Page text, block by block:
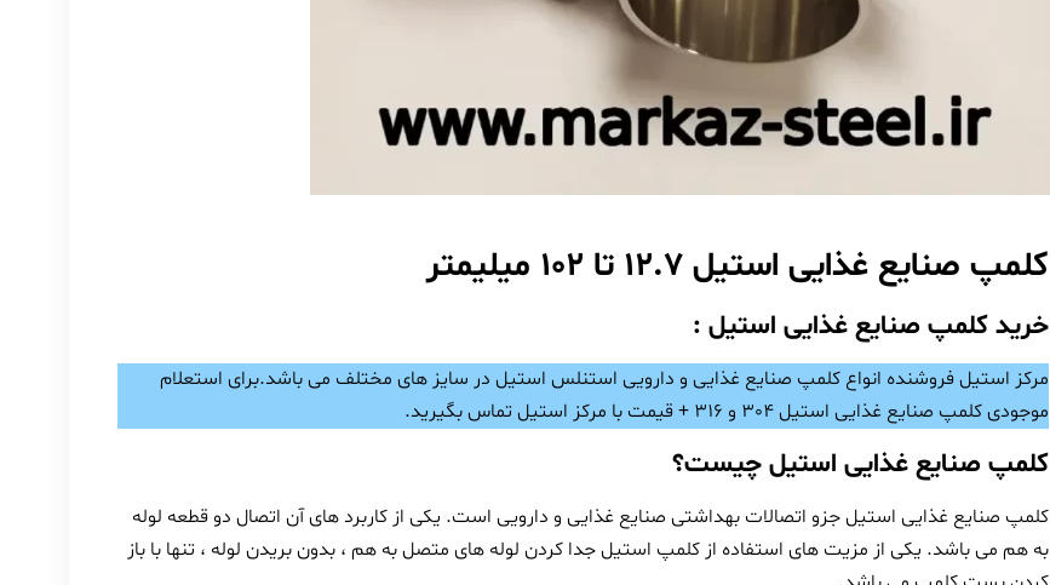
کلمپ صنایع غذایی استیل 12.7 تا 102 میلیمتر
خرید کلمپ صنایع غذایی استیل :
مرکز استیل فروشنده انواع کلمپ صنایع غذایی و دارویی استنلس استیل در سایز های مختلف می باشد.برای استعلام
موجودی کلمپ صنایع غذایی استیل 304 و 316 + قیمت با مرکز استیل تماس بگیرید.
کلمپ صنایع غذایی استیل چیست؟
کلمپ صنایع غذایی استیل جزو اتصالات بهداشتی صنایع غذایی و دارویی است. یکی از کاربرد های آن اتصال دو قطعه لوله
به هم می باشد. یکی از مزیت های استفاده از کلمپ استیل جدا کردن لوله های متصل به هم ، بدون بریدن لوله ، تنها با باز